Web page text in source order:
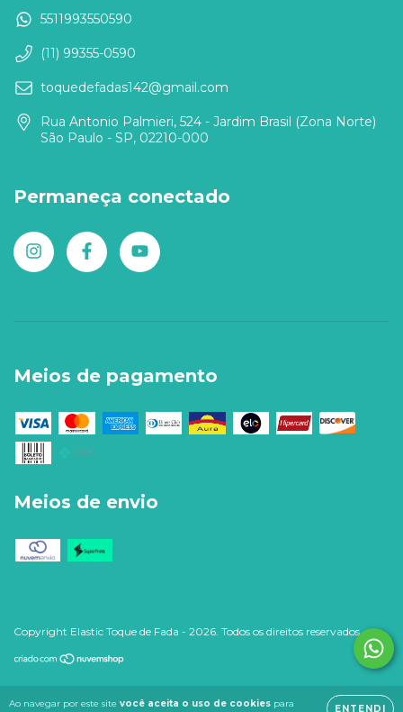
Ao navegar por este site você aceita o uso de cookies para
ENTENDI
5511993550590
(11) 99355-0590
toquedefadas142@gmail.com
Rua Antonio Palmieri, 524 - Jardim Brasil (Zona Norte)
São Paulo - SP, 02210-000
Permaneça conectado
Meios de pagamento
Meios de envio
Copyright Elastic Toque de Fada - 2026. Todos os direitos reservados.